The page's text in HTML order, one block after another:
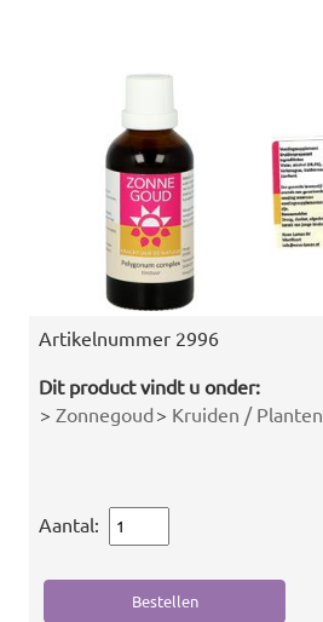
Artikelnummer 2996
Dit product vindt u onder:
> Zonnegoud > Kruiden / Planten
Aantal: